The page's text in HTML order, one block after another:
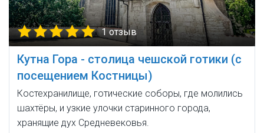
1 отзыв
Кутна Гора - столица чешской готики (с
посещением Костницы)
Костехранилище, готические соборы, где молились
шахтёры, и узкие улочки старинного города,
хранящие дух Средневековья.